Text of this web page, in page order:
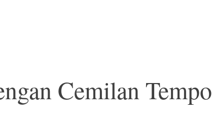
Cemilan Tempo